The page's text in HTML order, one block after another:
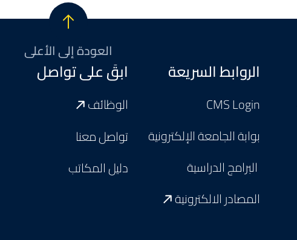
العودة إلى الأعلى
Footer
الروابط السريعة
CMS Login
بوابة الجامعة الإلكترونية
البرامج الدراسية
المصادر الالكترونية
ابقَ على تواصل
الوظائف
تواصل معنا
دليل المكاتب